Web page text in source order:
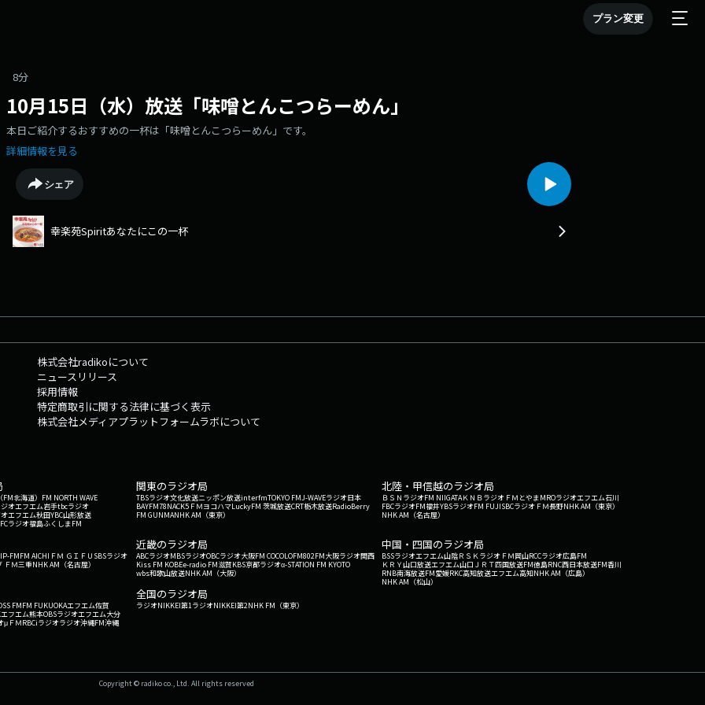
プラン変更
8分
10月15日（水）放送「味噌とんこつらーめん」
本日ご紹介するおすすめの一杯は「味噌とんこつらーめん」です。
詳細情報を見る
シェア
幸楽苑Spiritあなたにこの一杯
株式会社radikoについて
ニュースリリース
採用情報
特定商取引に関する法律に基づく表示
株式会社メディアプラットフォームラボについて
北海道） FM NORTH WAVE
オエフエム岩手tbcラジオ
エフエム秋田YBC山形放送
ラジオ福島ふくしまFM
関東のラジオ局
TBSラジオ文化放送ニッポン放送interfmTOKYO FMJ-WAVEラジオ日本
BAYFM78NACK5 ＦＭヨコハマLuckyFM 茨城放送CRT栃木放送RadioBerry
FM GUNMANHK AM（東京）
北陸・甲信越のラジオ局
ＢＳＮラジオFM NIIGATAＫＮＢラジオ ＦＭとやまMROラジオエフエム石川
FBCラジオFM福井YBSラジオFM FUJISBCラジオ ＦＭ長野NHK AM（東京）
NHK AM（名古屋）
FMFM AICHI ＦＭ ＧＩＦＵ SBSラジオ
ＦＭ三重NHK AM（名古屋）
近畿のラジオ局
ABCラジオMBSラジオOBCラジオ大阪FM COCOLOFM802FM大阪ラジオ関西
Kiss FM KOBEe-radio FM滋賀KBS京都ラジオα-STATION FM KYOTO
wbs和歌山放送NHK AM（大阪）
中国・四国のラジオ局
BSSラジオエフエム山陰ＲＳＫラジオ ＦＭ岡山RCCラジオ広島FM
ＫＲＹ山口放送エフエム山口 ＪＲＴ四国放送FM徳島RNC西日本放送FM香川
RNB南海放送FM愛媛RKC高知放送エフエム高知NHK AM（広島）
NHK AM（松山）
FMFM FUKUOKAエフエム佐賀
フエム熊本OBSラジオエフエム大分
μＦＭRBCiラジオラジオ沖縄FM沖縄
全国のラジオ局
ラジオNIKKEI第1ラジオNIKKEI第2NHK FM（東京）
Copyright © radiko co., Ltd. All rights reserved